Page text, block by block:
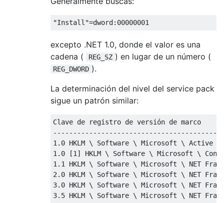
"Install"=dword : 00000001
excepto .NET 1.0, donde el valor es una
cadena (
REG_SZ ) en lugar de un número (
REG_DWORD ).
La determinación del nivel del service pack
sigue un patrón similar:
Clave de registro de versión de marco
1.0 HKLM \ Software \ Microsoft \ Active
1.0 [1] HKLM \ Software \ Microsoft \
1.1 HKLM \ Software \ Microsoft \ NET
2.0 HKLM \ Software \ Microsoft \ NET
3.0 HKLM \ Software \ Microsoft \ NET
3.5 HKLM \ Software \ Microsoft \ NET